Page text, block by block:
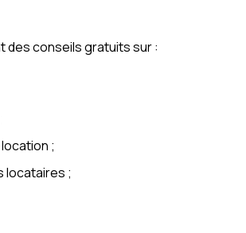
des conseils gratuits sur :
;
locataires ;